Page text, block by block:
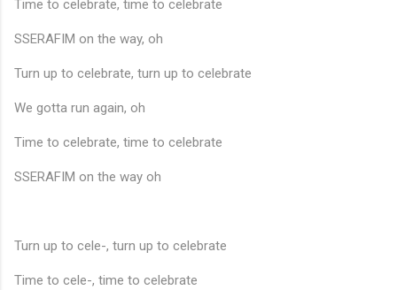
Time to celebrate, time to celebrate
SSERAFIM on the way, oh
Turn up to celebrate, turn up to celebrate
We gotta run again, oh
Time to celebrate, time to celebrate
SSERAFIM on the way oh
Turn up to cele-, turn up to celebrate
Time to cele-, time to celebrate